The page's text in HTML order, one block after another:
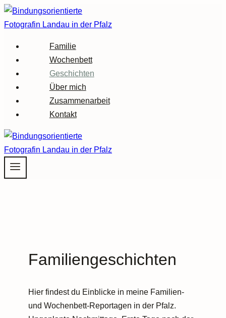
Zum
Inhalt
Familie
Wochenbett
Geschichten
Über mich
Zusammenarbeit
Kontakt
Familiengeschichten
Hier findest du Einblicke in meine Familien-
und Wochenbett-Reportagen in der Pfalz.